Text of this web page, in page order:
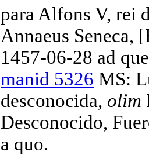
para Alfons V, rei
Annaeus Seneca,
1457-06-28 ad
manid 5326 MS:
desconocida, olim
Desconocido,
a quo.